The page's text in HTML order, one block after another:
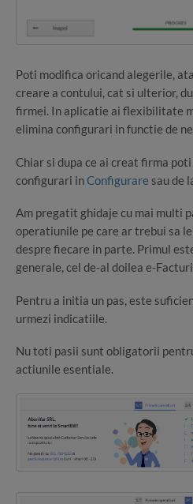
Poti modifica oricand alegerile,
creare a contului, cat si ulterior,
firmei. In aplicatie ai flexibilitate
elimina configurari in functie de
Chiar si dupa ce ai creat firma
configurari inConfigurare sau de
Am pregatit ghidaje cu mai multi
operatiunile pe care ar trebui sa
despre fiecare in parte. Primul
generale, cel de-al doilea e-
Pentru a initia un pas, este
urmezi indicatiile.
Nu toti pasii sunt obligatorii
actiunile esentiale.